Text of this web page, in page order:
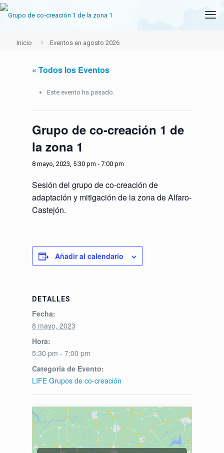
Inicio Eventos en agosto 2026
« Todos los Eventos
Este evento ha pasado.
Grupo de co-creación 1 de
la zona 1
8 mayo, 2023, 5:30 pm - 7:00 pm
Sesión del grupo de co-creación de
adaptación y mitigación de la zona de Alfaro-
Castejón.
Añadir al calendario
DETALLES
Fecha:
8 mayo, 2023
Hora:
5:30 pm - 7:00 pm
Categoría de Evento:
LIFE Grupos de co-creación